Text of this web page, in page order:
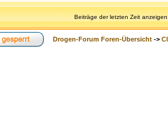
Beiträge der letzten Zeit
Drogen-Forum Foren-Übersicht ->